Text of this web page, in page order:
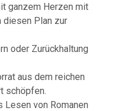
ganzem Herzen mit
diesen Plan zur
oder Zurückhaltung
aus dem reichen
schöpfen.
von Romanen